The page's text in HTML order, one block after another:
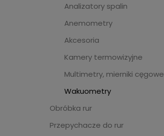
Analizatory spalin
Anemometry
Akcesoria
Kamery termowizyjne
Multimetry, mierniki cęgowe
Wakuometry
Obróbka rur
Przepychacze do rur